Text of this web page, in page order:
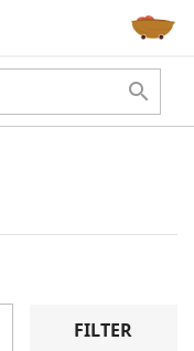

FILTER